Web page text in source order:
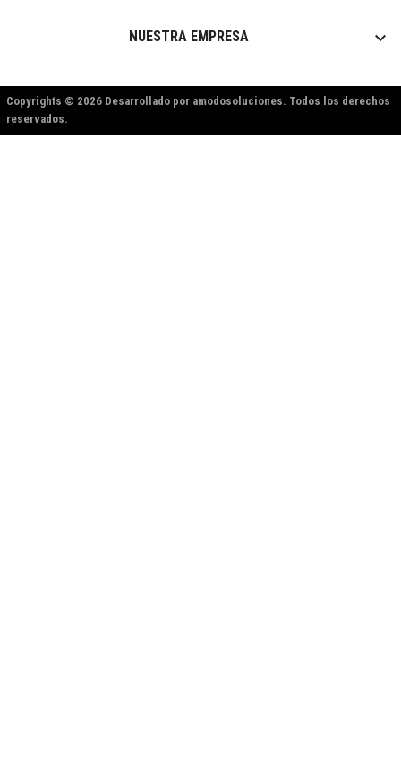
NUESTRA EMPRESA 
Copyrights © 2026 Desarrollado por amodosoluciones. Todos los derechos
reservados.